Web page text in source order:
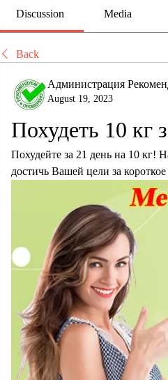
Discussion Media
Back
Администрация
August 19, 2023
Похудеть 10 кг
Похудейте за 21 день на 10
достичь Вашей цели за